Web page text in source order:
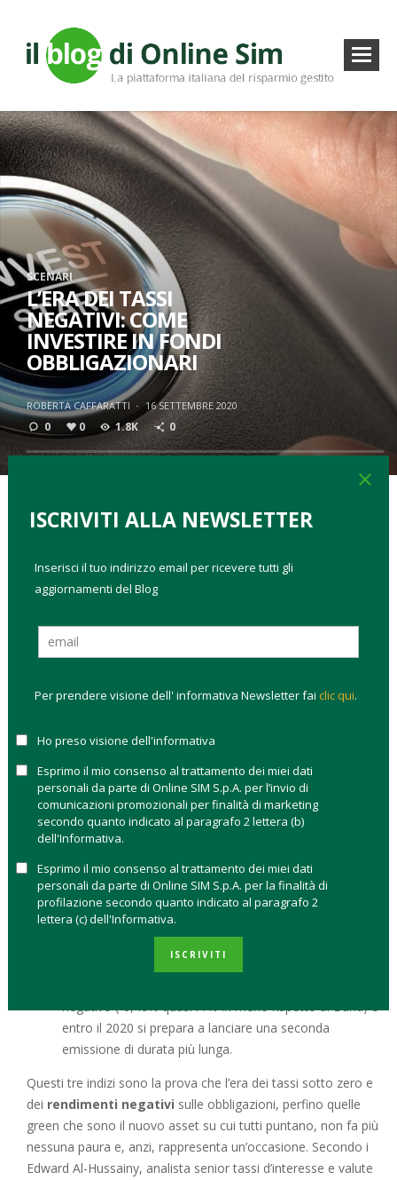
SCENARI
L’ERA DEI TASSI
NEGATIVI: COME
INVESTIRE IN FONDI
OBBLIGAZIONARI
ROBERTA CAFFARATTI · 16 SETTEMBRE 2020
0 0 1.8K 0
TAGS: check up portafoglio tassi
Se tre indizi fanno una prova, gli investitori dovrebbero tenere
bene a mentetre avvenimenti chiave di questo inizio di
La
nel tempo”. Cosa significa? La revisione di questo
obiettivo lascia alla FED la possibilità di tagliare ancora i
pericolo il vero obiettivo del post pandemia: il
raggiungimento della massima occupazione e la
crescita economica.
LaBanca centrale europea (BCE)ha deciso di
continuare gli acquisti di obbligazioni dei Paesi UE,
fino a giugno 2021 ma potrebbe spingersi oltre e
andare avanti fino a quando l’emergenza da
coronavirus non sarà terminata, usando la massima
flessibilità di tempo, asset class e Paesi su cui investire.
Germania ha lanciato il suo primo green bond
negativo (-0,46% quasi l’1% in meno rispetto al Bund) e
entro il 2020 si prepara a lanciare una seconda
emissione di durata più lunga.
Questi tre indizi sono la prova che l’era dei tassi sotto zero e
dei rendimenti negativi sulle obbligazioni, perfino quelle
green che sono il nuovo asset su cui tutti puntano, non fa più
nessuna paura e, anzi, rappresenta un’occasione. Secondo i
Edward Al-Hussainy, analista senior tassi d’interesse e valute
close
ISCRIVITI ALLA NEWSLETTER
Inserisci il tuo indirizzo email per ricevere tutti gli
aggiornamenti del Blog
Per prendere visione dell' informativa Newsletter fai clic qui.
Ho preso visione dell'informativa
Esprimo il mio consenso al trattamento dei miei dati
personali da parte di Online SIM S.p.A. per l’invio di
comunicazioni promozionali per finalità di marketing
secondo quanto indicato al paragrafo 2 lettera (b)
dell'Informativa.
Esprimo il mio consenso al trattamento dei miei dati
personali da parte di Online SIM S.p.A. per la finalità di
profilazione secondo quanto indicato al paragrafo 2
lettera (c) dell'Informativa.
ISCRIVITI